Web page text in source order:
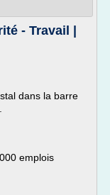
- Travail |
dans la barre
emplois